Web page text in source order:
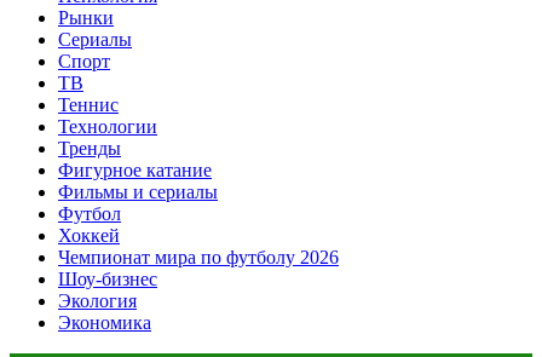
Рынки
Сериалы
Спорт
ТВ
Теннис
Технологии
Тренды
Фигурное катание
Фильмы и сериалы
Футбол
Хоккей
Чемпионат мира по футболу 2026
Шоу-бизнес
Экология
Экономика